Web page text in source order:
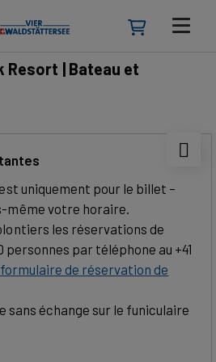
Resort | Bateau et
uniquement pour le billet –
même votre horaire.
les réservations de
personnes par téléphone au +41
de réservation de
sans échange sur le funiculaire